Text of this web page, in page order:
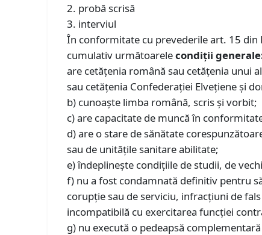
2. probă scrisă
3. interviul
În conformitate cu prevederile art. 15 din
cumulativ următoarelecondiţii
are cetăţenia română sau cetăţenia unui
sau cetățenia Confederației Elvețiene și
b) cunoaşte limba română, scris şi vorbit;
c) are capacitate de muncă în
d) are o stare de sănătate
sau de unităţile sanitare abilitate;
e) îndeplineşte condiţiile de studii, de
f) nu a fost condamnată definitiv pentru
corupție sau de serviciu, infracțiuni de
incompatibilă cu exercitarea funcţiei
g) nu execută o pedeapsă